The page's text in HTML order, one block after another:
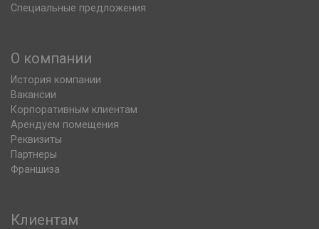
Специальные предложения
О компании
История компании
Вакансии
Корпоративным клиентам
Арендуем помещения
Реквизиты
Партнеры
Франшиза
Клиентам